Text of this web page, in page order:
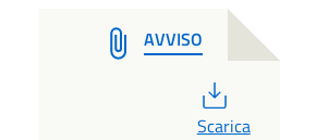
AVVISO
PDF
Scarica